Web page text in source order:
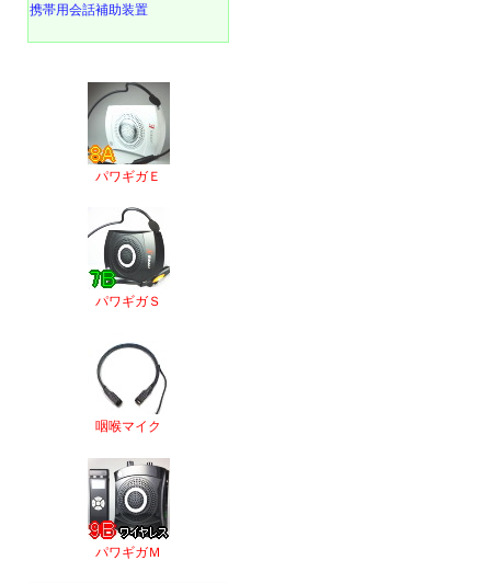
携帯用会話補助装置
パワギガＥ
パワギガＳ
咽喉マイク
パワギガＭ